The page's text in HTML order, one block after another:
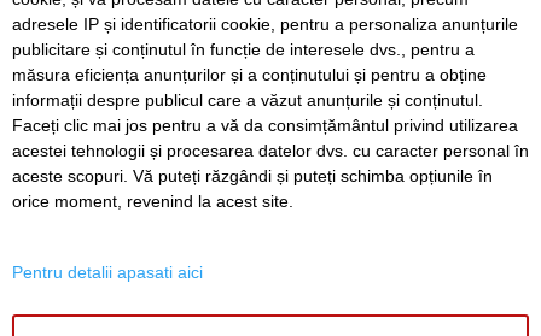
Lucrări ale SDM în Timișoara, astăzi, 7 august
Ce facem astăzi, 7 august 2026, în Timișoara?
SERVICII Redactia
Folosinta Cookie-urilor
adresele IP și identificatorii cookie, pentru a personaliza anunțurile
publicitare și conținutul în funcție de interesele dvs., pentru a
măsura eficiența anunțurilor și a conținutului și pentru a obține
informații despre publicul care a văzut anunțurile și conținutul.
Faceți clic mai jos pentru a vă da consimțământul privind utilizarea
acestei tehnologii și procesarea datelor dvs. cu caracter personal în
aceste scopuri. Vă puteți răzgândi și puteți schimba opțiunile în
orice moment, revenind la acest site.
Pentru detalii apasati aici